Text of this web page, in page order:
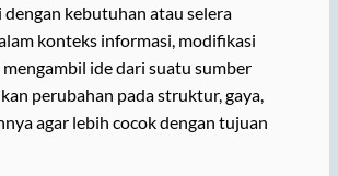
dengan kebutuhan atau selera
konteks informasi, modifikasi
ide dari suatu sumber
perubahan pada struktur, gaya,
agar lebih cocok dengan tujuan